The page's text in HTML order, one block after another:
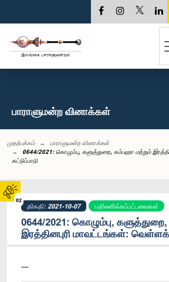
02
பாராளுமன்ற வினாக்கள்
முதற்பக்கம்
பாராளுமன்ற வினாக்கள்
0644/2021: கொழும்பு, களுத்துறை, கம்பஹா மற்றும்
கட்டுப்பாடு
திகதி: 2021-10-07 பதிலளிக்கப்பட்டவைகள்
0644/2021: கொழும்பு,
இரத்தினபுரி மாவட்டங்கள்: வெள்ளக்
----